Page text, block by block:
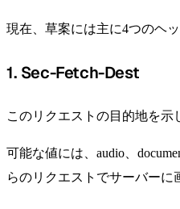
現在、草案には主に4つのヘ
1. Sec-Fetch-Dest
このリクエストの目的地を示
可能な値には、audio、
らのリクエストでサーバーに